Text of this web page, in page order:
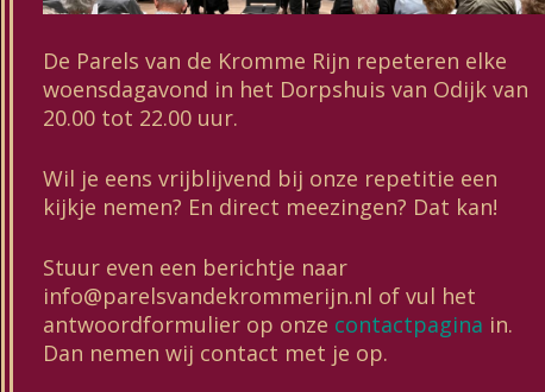
De Parels van de Kromme Rijn repeteren elke
woensdagavond in het Dorpshuis van Odijk van
20.00 tot 22.00 uur.
Wil je eens vrijblijvend bij onze repetitie een
kijkje nemen? En direct meezingen? Dat kan!
Stuur even een berichtje naar
info@parelsvandekrommerijn.nl of vul het
antwoordformulier op onze contactpagina in.
Dan nemen wij contact met je op.